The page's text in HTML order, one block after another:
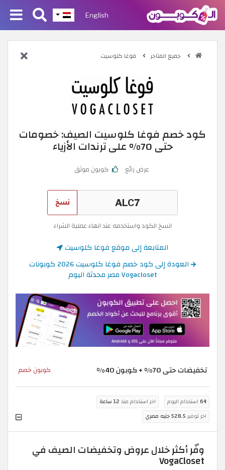
English
جميع المتاجر فوغا كلوسيت
كود خصم فوغا كلوسيت الصيف: خصومات
حتى 70% على ترندات الأزياء
عرض رائع كوبون موثق
نسخ
انسخ الكود واستخدمه عند انهاء عملية الشراء
المتابعة إلى موقع فوغا كلوسيت
العودة إلى كود خصم فوغا كلوسيت 2026 كوبونات
Vogacloset مصر محدثة اليوم
تخفيضات حتى 70% + كوبون 40% كوبون خصم
64 استخدام اليوم اخر استخدام منذ 12 ساعة
اخر توفير 528.5 جنيه مصري
وفّر أكثر خلال عروض وتخفيضات الصيف في
VogaCloset